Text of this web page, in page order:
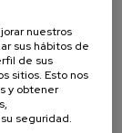
nuestros
sus hábitos de
de sus
sitios. Esto nos
y obtener
seguridad.